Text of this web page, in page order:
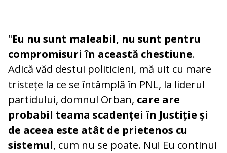
"Eu nu sunt maleabil, nu sunt pentru
compromisuri în această chestiune.
Adică văd destui politicieni, mă uit cu mare
tristețe la ce se întâmplă în PNL, la liderul
partidului, domnul Orban, care are
probabil teama scadenței în Justiție și
de aceea este atât de prietenos cu
sistemul, cum nu se poate. Nu! Eu continui